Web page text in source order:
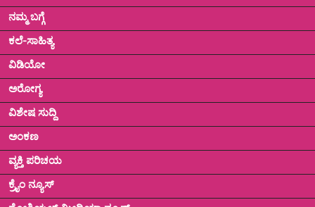
ನಮ್ಮ ಬಗ್ಗೆ
ಕಲೆ-ಸಾಹಿತ್ಯ
ವಿಡಿಯೋ
ಅರೋಗ್ಯ
ವಿಶೇಷ ಸುದ್ದಿ
ಅಂಕಣ
ವ್ಯಕ್ತಿ ಪರಿಚಯ
ಕ್ರೈಂ ನ್ಯೂಸ್